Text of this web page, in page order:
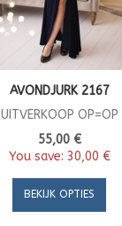
AVONDJURK 2167
UITVERKOOP OP=OP
55,00 €
You save: 30,00 €
BEKIJK OPTIES